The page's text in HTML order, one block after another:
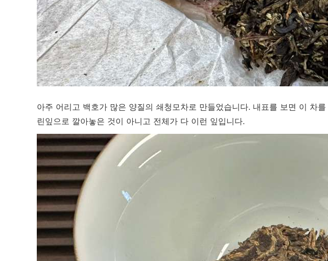
아주 어리고 백호가 많은 양질의 쇄청모차로 만들었습니다. 내표를 보면 이 차
린잎으로 깔아놓은 것이 아니고 전체가 다 이런 잎입니다.